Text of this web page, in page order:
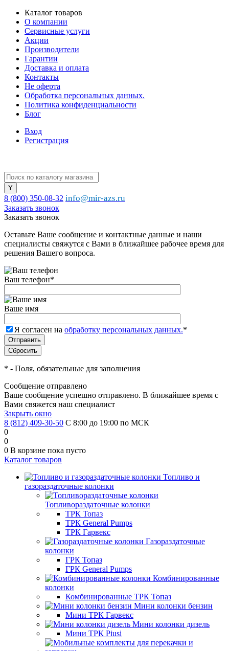
Каталог товаров
О компании
Сервисные услуги
Акции
Производители
Гарантии
Доставка и оплата
Контакты
Не оферта
Обработка персональных данных.
Политика конфиденциальности
Блог
Вход
Регистрация
8 (800) 350-08-32 info@mir-azs.ru
Заказать звонок
Заказать звонок
Оставьте Ваше сообщение и контактные данные и наши
специалисты свяжутся с Вами в ближайшее рабочее время для
решения Вашего вопроса.
Ваш телефон*
Ваше имя
Я согласен на обработку персональных данных.*
* - Поля, обязательные для заполнения
Сообщение отправлено
Ваше сообщение успешно отправлено. В ближайшее время с
Вами свяжется наш специалист
Закрыть окно
8 (812) 409-30-50 С 8:00 до 19:00 по МСК
0
0
0 В корзине пока пусто
Каталог товаров
Топливо и
газораздаточные колонки
Топливораздаточные колонки
ТРК Топаз
ТРК General Pumps
ТРК Гарвекс
Газораздаточные
колонки
ГРК Топаз
ГРК General Pumps
Комбинированные
колонки
Комбинированные ТРК Топаз
Мини колонки бензин
Мини ТРК Гарвекс
Мини колонки дизель
Мини ТРК Piusi